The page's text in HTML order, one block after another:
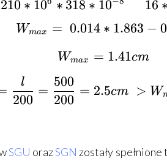
210 ∗ 10 ∗ 318 ∗ 10 16 ∗
Wmax = 0.014 ∗ 1.863 −
Wmax = 1.41cm
200
l
=
200
500
= 2.5cm > W
SGU orazSGN zostały